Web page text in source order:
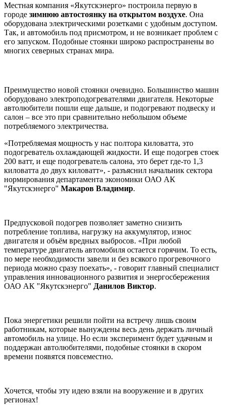
Местная компания «Якутскэнерго» построила первую в
городе зимнюю автостоянку на открытом воздухе. Она
оборудована электрическими розетками с удобным доступом.
Так, и автомобиль под присмотром, и не возникает проблем с
его запуском. Подобные стоянки широко распространены во
многих северных странах мира.
Преимущество новой стоянки очевидно. Большинство машин
оборудовано электроподогревателями двигателя. Некоторые
автолюбители пошли еще дальше, и подогревают подвеску и
салон – все это при сравнительно небольшом объеме
потребляемого электричества.
«Потребляемая мощность у нас полтора киловатта, это
подогреватель охлаждающей жидкости. И еще подогрев стоек
200 ватт, и еще подогреватель салона, это берет где-то 1,3
киловатта до двух киловатт», - разъяснил начальник сектора
нормирования департамента экономики ОАО АК
"Якутскэнерго" Макаров Владимир.
Предпусковой подогрев позволяет заметно снизить
потребление топлива, нагрузку на аккумулятор, износ
двигателя и объём вредных выбросов. «При любой
температуре двигатель автомобиля остается горячим. То есть,
по мере необходимости завели и без всякого прогревочного
периода можно сразу поехать», - говорит главный специалист
управления инновационного развития и энергосбережения
ОАО АК "Якутскэнерго" Данилов Виктор.
Пока энергетики решили пойти на встречу лишь своим
работникам, которые вынуждены весь день держать личный
автомобиль на улице. Но если эксперимент будет удачным и
поддержан автолюбителями, подобные стоянки в скором
времени появятся повсеместно.
Хочется, чтобы эту идею взяли на вооружение и в других
регионах!